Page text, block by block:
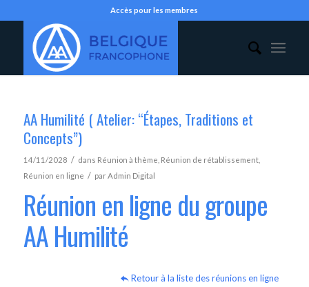
Accès pour les membres
AA Humilité ( Atelier: “Étapes, Traditions et
Concepts”)
14/11/2028 / dans Réunion à thème Réunion de rétablissement,
Réunion en ligne / parAdmin Digital
Réunion en ligne du groupe
AA Humilité
Retour à la liste des réunions en ligne